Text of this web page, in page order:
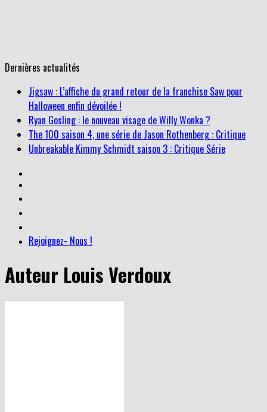
Dernières actualités
Halloween enfin dévoilée !
Ryan Gosling : le nouveau visage de Willy Wonka ?
The 100 saison 4, une série de Jason Rothenberg : Critique
Unbreakable Kimmy Schmidt saison 3 : Critique Série
Auteur Louis Verdoux